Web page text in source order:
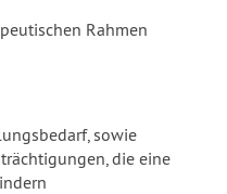
Rahmen
sowie
die eine